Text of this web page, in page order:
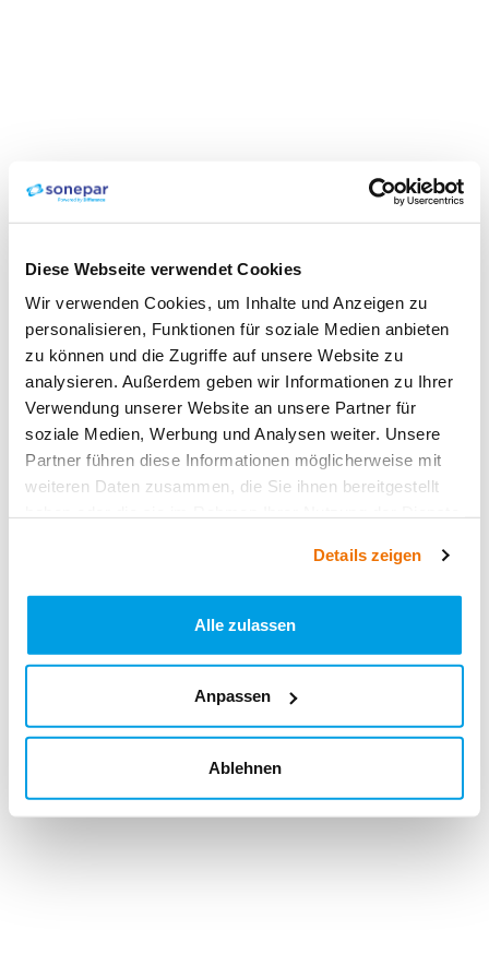
Diese Webseite verwendet Cookies
Wir verwenden Cookies, um Inhalte und Anzeigen zu
personalisieren, Funktionen für soziale Medien anbieten
zu können und die Zugriffe auf unsere Website zu
analysieren. Außerdem geben wir Informationen zu Ihrer
Verwendung unserer Website an unsere Partner für
soziale Medien, Werbung und Analysen weiter. Unsere
Partner führen diese Informationen möglicherweise mit
weiteren Daten zusammen, die Sie ihnen bereitgestellt
Details zeigen
Alle zulassen
Anpassen
Ablehnen